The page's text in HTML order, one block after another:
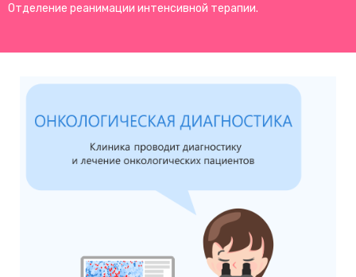
Отделение реанимации интенсивной терапии.